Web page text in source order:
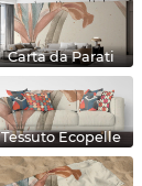
Carta da Parati
Tessuto Ecopelle